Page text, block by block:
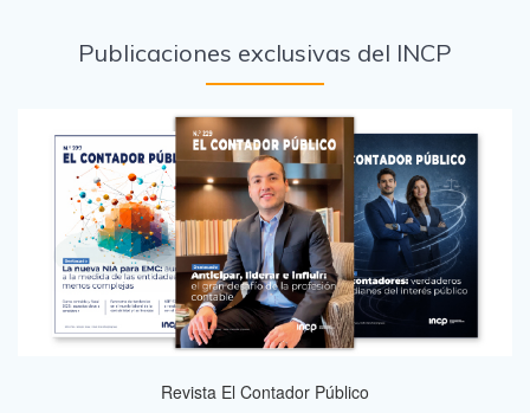
Publicaciones exclusivas del INCP
Revista El Contador Público